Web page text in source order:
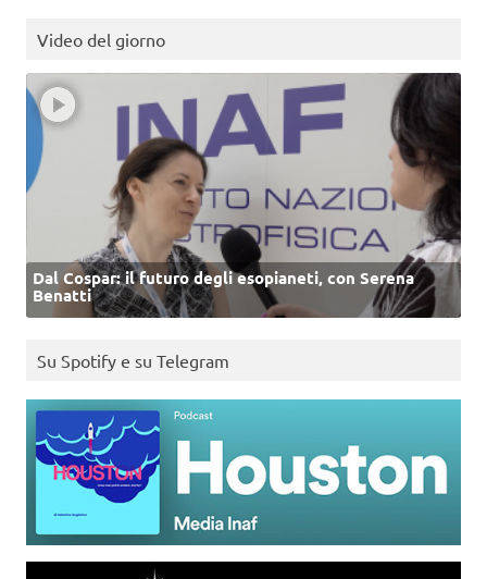
Video del giorno
Dal Cospar: il futuro degli esopianeti, con Serena
Benatti
Su Spotify e su Telegram